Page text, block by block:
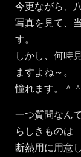
今更ながら、
写真を見て、
す。
しかし、何時
ますよね～。
憧れます。＾＾
一つ質問なん
らしきものは
断熱用に用意